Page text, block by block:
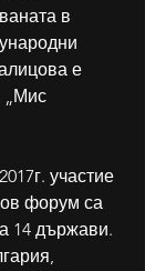
в
е
„Мис
участие
форум са
14 държави.